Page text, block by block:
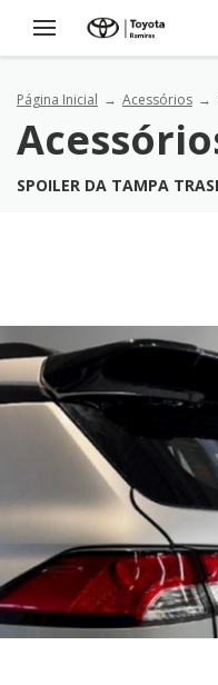
Página Inicial Acessórios
SPOILER DA TAMPA